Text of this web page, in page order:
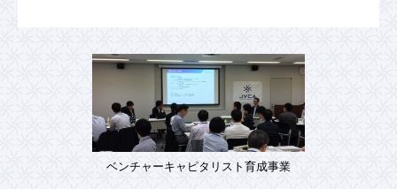
ベンチャーキャピタリスト育成事業